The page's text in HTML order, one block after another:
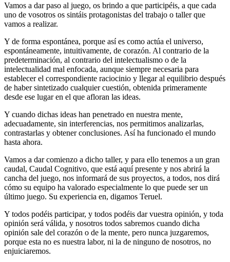
Vamos a dar paso al juego, os brindo a que participéis, a que cada
uno de vosotros os sintáis protagonistas del trabajo o taller que
vamos a realizar.
Y de forma espontánea, porque así es como actúa el universo,
espontáneamente, intuitivamente, de corazón. Al contrario de la
predeterminación, al contrario del intelectualismo o de la
intelectualidad mal enfocada, aunque siempre necesaria para
establecer el correspondiente raciocinio y llegar al equilibrio después
de haber sintetizado cualquier cuestión, obtenida primeramente
desde ese lugar en el que afloran las ideas.
Y cuando dichas ideas han penetrado en nuestra mente,
adecuadamente, sin interferencias, nos permitimos analizarlas,
contrastarlas y obtener conclusiones. Así ha funcionado el mundo
hasta ahora.
Vamos a dar comienzo a dicho taller, y para ello tenemos a un gran
caudal, Caudal Cognitivo, que está aquí presente y nos abrirá la
cancha del juego, nos informará de sus proyectos, a todos, nos dirá
cómo su equipo ha valorado especialmente lo que puede ser un
último juego. Su experiencia en, digamos Teruel.
Y todos podéis participar, y todos podéis dar vuestra opinión, y toda
opinión será válida, y nosotros todos sabremos cuando dicha
opinión sale del corazón o de la mente, pero nunca juzgaremos,
porque esta no es nuestra labor, ni la de ninguno de nosotros, no
enjuiciaremos.